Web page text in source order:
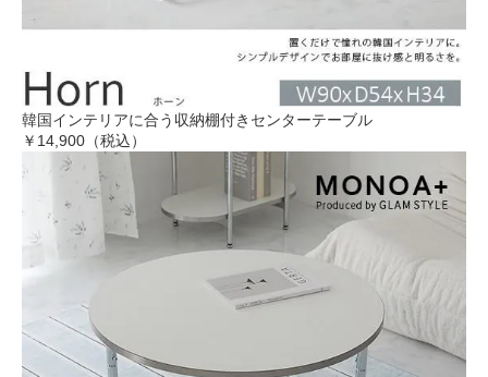
韓国インテリアに合う収納棚付きセンターテーブル
￥14,900（税込）